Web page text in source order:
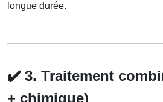
longue durée.
✔️ 3. Traitement
+ chimique)